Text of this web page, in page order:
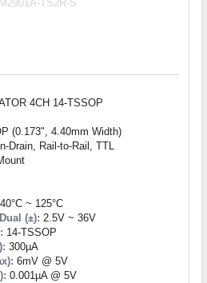
4CH 14-TSSOP
(0.173", 4.40mm Width)
Drain, Rail-to-Rail, TTL
~ 125°C
(±): 2.5V ~ 36V
14-TSSOP
300µA
6mV @ 5V
0.001µA @ 5V